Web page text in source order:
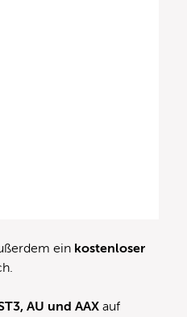
ein kostenloser
3, AU und AAX auf